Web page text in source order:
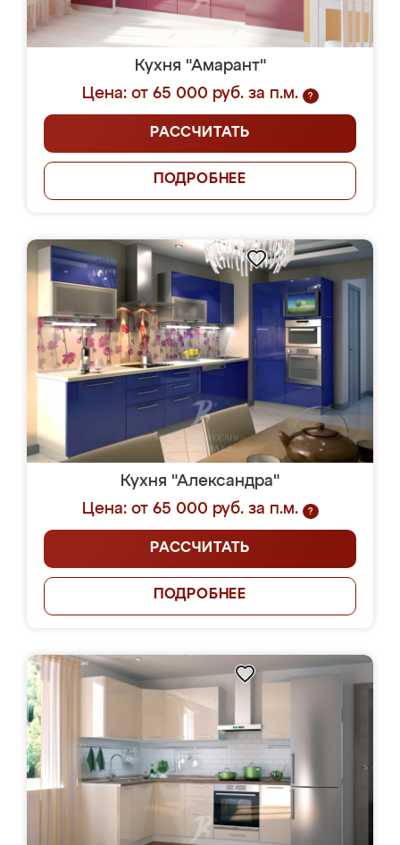
Кухня "Амарант"
Цена: от 65 000 руб. за п.м.
?
РАССЧИТАТЬ
ПОДРОБНЕЕ
Кухня "Александра"
Цена: от 65 000 руб. за п.м.
?
РАССЧИТАТЬ
ПОДРОБНЕЕ